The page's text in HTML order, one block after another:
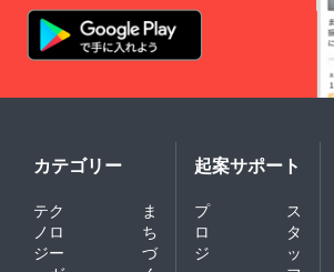
カテゴリー
テク
ノロ
ジー
ま
ち
づ
起案サポート
プ
ロ
ジ
ス
タ
ッ